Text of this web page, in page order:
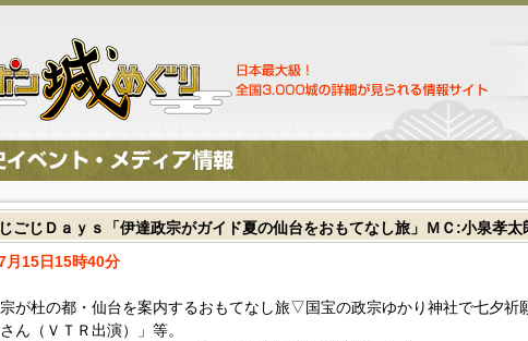
ごじＤａｙｓ「伊達政宗がガイド夏の仙台をおもてなし旅」ＭＣ:小泉孝太
月15日15時40分
宗が杜の都・仙台を案内するおもてなし旅▽国宝の政宗ゆかり神社で七夕祈
ん（ＶＴＲ出演）」等。